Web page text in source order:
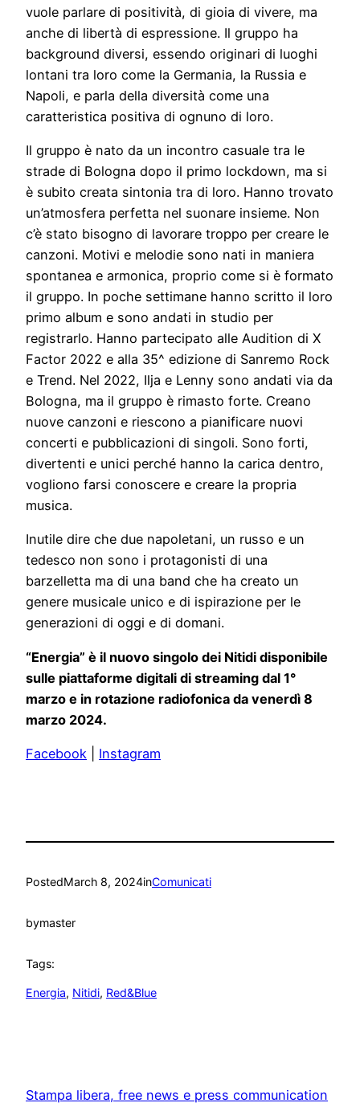
vuole parlare di positività, di gioia di vivere, ma
anche di libertà di espressione. Il gruppo ha
background diversi, essendo originari di luoghi
lontani tra loro come la Germania, la Russia e
Napoli, e parla della diversità come una
caratteristica positiva di ognuno di loro.
Il gruppo è nato da un incontro casuale tra le
strade di Bologna dopo il primo lockdown, ma si
è subito creata sintonia tra di loro. Hanno trovato
un’atmosfera perfetta nel suonare insieme. Non
c’è stato bisogno di lavorare troppo per creare le
canzoni. Motivi e melodie sono nati in maniera
spontanea e armonica, proprio come si è formato
il gruppo. In poche settimane hanno scritto il loro
primo album e sono andati in studio per
registrarlo. Hanno partecipato alle Audition di X
Factor 2022 e alla 35^ edizione di Sanremo Rock
e Trend. Nel 2022, Ilja e Lenny sono andati via da
Bologna, ma il gruppo è rimasto forte. Creano
nuove canzoni e riescono a pianificare nuovi
concerti e pubblicazioni di singoli. Sono forti,
divertenti e unici perché hanno la carica dentro,
vogliono farsi conoscere e creare la propria
musica.
Inutile dire che due napoletani, un russo e un
tedesco non sono i protagonisti di una
barzelletta ma di una band che ha creato un
genere musicale unico e di ispirazione per le
generazioni di oggi e di domani.
“Energia” è il nuovo singolo dei Nitidi disponibile
sulle piattaforme digitali di streaming dal 1°
marzo e in rotazione radiofonica da venerdì 8
marzo 2024.
Facebook Instagram
PostedMarch 8, 2024inComunicati
bymaster
Tags:
Energia, Nitidi, Red&Blue
Stampa libera, free news e press communication